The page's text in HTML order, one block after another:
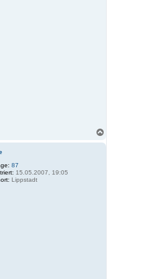
87
15.05.2007, 19:05
Lippstadt